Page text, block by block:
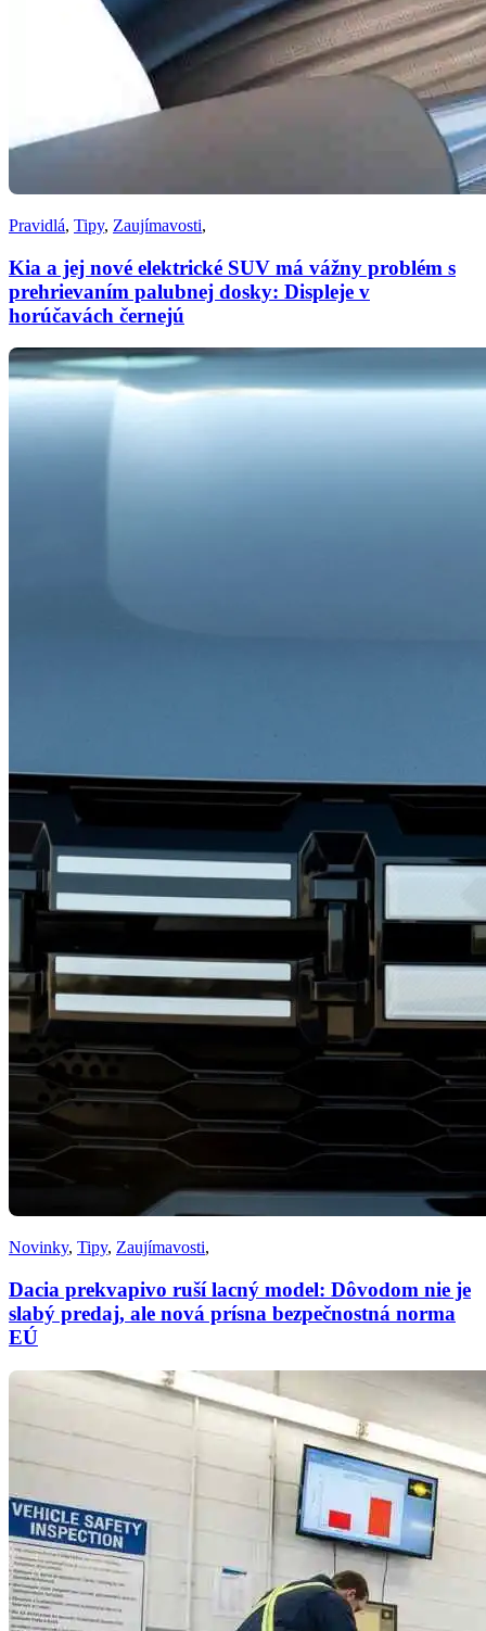
Pravidlá, Tipy, Zaujímavosti,
Kia a jej nové elektrické SUV má vážny problém s
prehrievaním palubnej dosky: Displeje v
horúčavách černejú
Novinky, Tipy, Zaujímavosti,
Dacia prekvapivo ruší lacný model: Dôvodom nie je
slabý predaj, ale nová prísna bezpečnostná norma
EÚ